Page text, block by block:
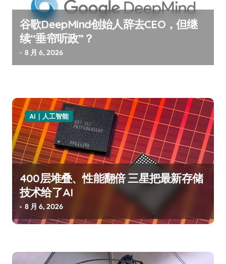
谷歌DeepMind创始人辞去CEO，但继
续“垂帘听政”？
8 月 6, 2026
AI｜人工智能
400层堆叠、性能翻倍 三星把最新存储
技术给了AI
8 月 6, 2026